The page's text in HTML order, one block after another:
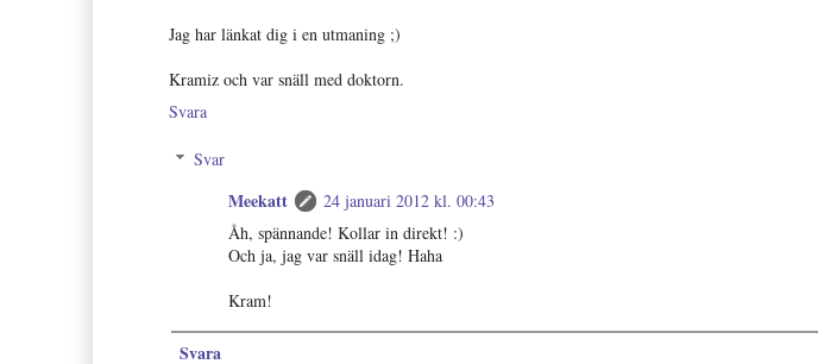
Jag har länkat dig i en utmaning ;)
Kramiz och var snäll med doktorn.
Svara
Svar
Meekatt
24 januari 2012 kl. 00:43
Åh, spännande! Kollar in direkt! :)
Och ja, jag var snäll idag! Haha
Kram!
Svara